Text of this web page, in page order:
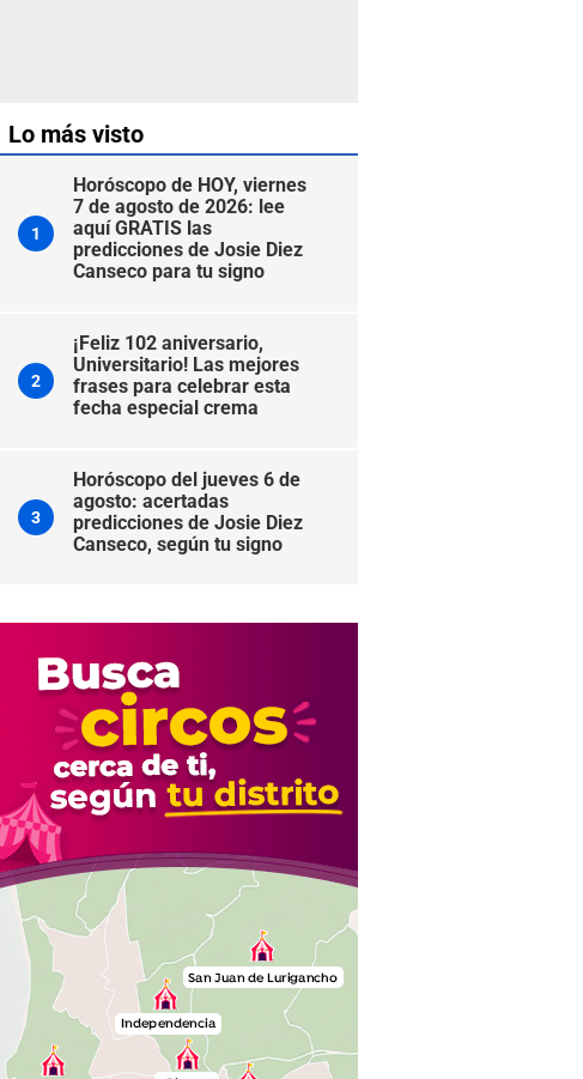
Lo más visto
1
Horóscopo de HOY, viernes
7 de agosto de 2026: lee
aquí GRATIS las
predicciones de Josie Diez
Canseco para tu signo
2
¡Feliz 102 aniversario,
Universitario! Las mejores
frases para celebrar esta
fecha especial crema
3
Horóscopo del jueves 6 de
agosto: acertadas
predicciones de Josie Diez
Canseco, según tu signo